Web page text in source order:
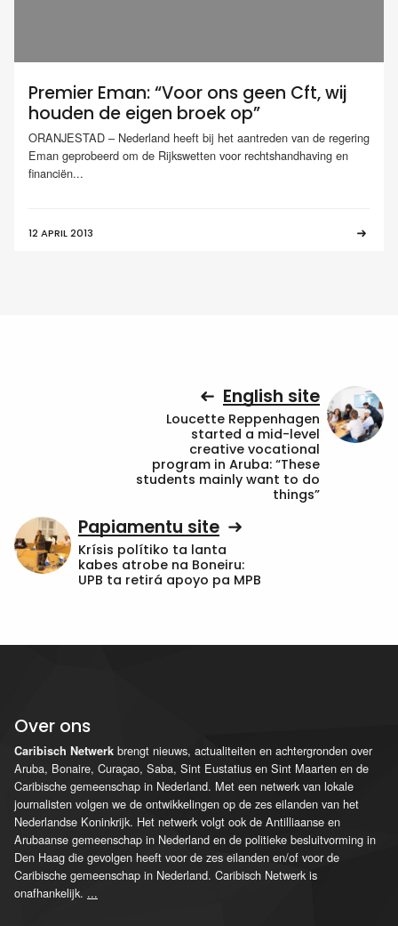
Premier Eman: “Voor ons geen Cft, wij
houden de eigen broek op”
ORANJESTAD – Nederland heeft bij het aantreden van de regering
Eman geprobeerd om de Rijkswetten voor rechtshandhaving en
financiën...
12 APRIL 2013
English site
Loucette Reppenhagen
started a mid-level
creative vocational
program in Aruba: “These
students mainly want to do
things”
Papiamentu site
Krísis polítiko ta lanta
kabes atrobe na Boneiru:
UPB ta retirá apoyo pa MPB
Over ons
Caribisch Netwerk brengt nieuws, actualiteiten en achtergronden over
Aruba, Bonaire, Curaçao, Saba, Sint Eustatius en Sint Maarten en de
Caribische gemeenschap in Nederland. Met een netwerk van lokale
journalisten volgen we de ontwikkelingen op de zes eilanden van het
Nederlandse Koninkrijk. Het netwerk volgt ook de Antilliaanse en
Arubaanse gemeenschap in Nederland en de politieke besluitvorming in
Den Haag die gevolgen heeft voor de zes eilanden en/of voor de
Caribische gemeenschap in Nederland. Caribisch Netwerk is
onafhankelijk. ...